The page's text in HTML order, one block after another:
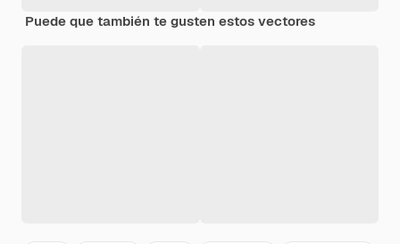
Puede que también te gusten estos vectores